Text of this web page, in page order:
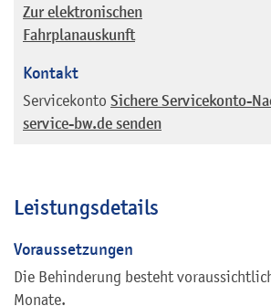
Zur elektronischen
Fahrplanauskunft
Kontakt
Servicekonto Sichere Servicekonto-
service-bw.de senden
Leistungsdetails
Voraussetzungen
Die Behinderung besteht
Monate.